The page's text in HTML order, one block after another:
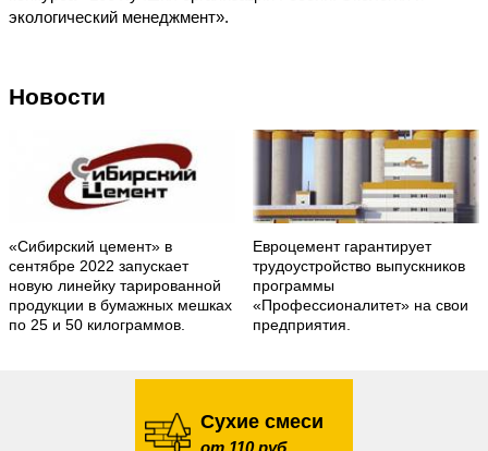
экологический менеджмент».
Новости
«Сибирский цемент» в
сентябре 2022 запускает
новую линейку тарированной
продукции в бумажных мешках
по 25 и 50 килограммов.
Евроцемент гарантирует
трудоустройство выпускников
программы
«Профессионалитет» на свои
предприятия.
Сухие смеси
от 110 руб